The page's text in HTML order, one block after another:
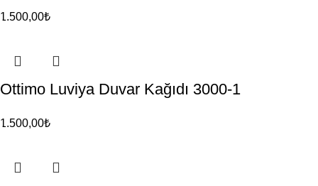
1.500,00₺
Ottimo Luviya Duvar Kağıdı 3000-1
1.500,00₺